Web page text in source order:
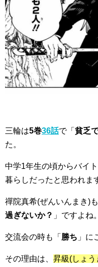
三輪は5巻36話で「 貧乏
た。
中学1年生の頃からバイト
暮らしだったと思われま
禪院真希(ぜんいんまき)
過ぎないか？ 」ですよね。
交流会の時も「 勝ち 」に
その理由は、 昇級(しょう